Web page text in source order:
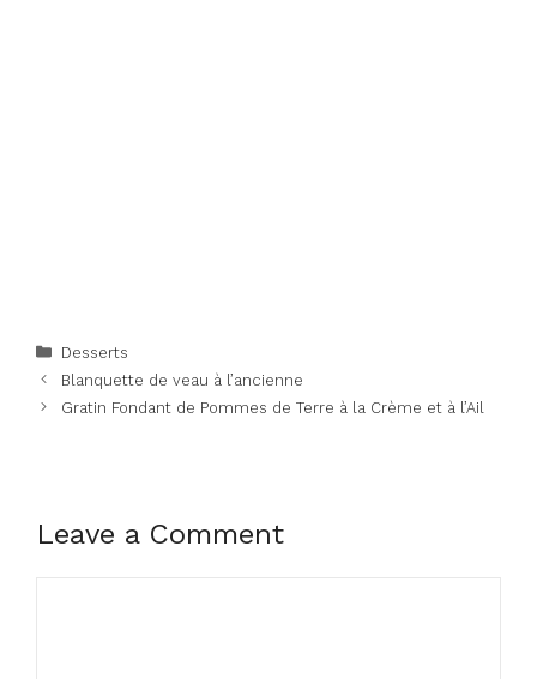
Categories
Desserts
Blanquette de veau à l’ancienne
Gratin Fondant de Pommes de Terre à la Crème et à l’Ail
Leave a Comment